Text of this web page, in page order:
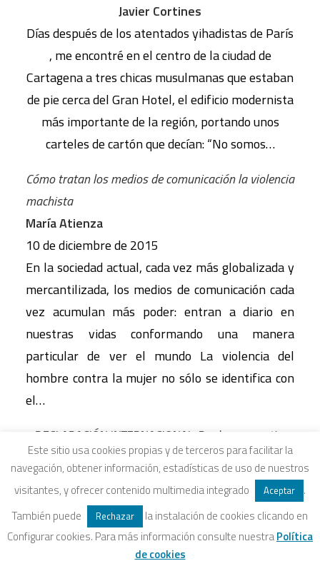
Javier Cortines
Días después de los atentados yihadistas de París
, me encontré en el centro de la ciudad de
Cartagena a tres chicas musulmanas que estaban
de pie cerca del Gran Hotel, el edificio modernista
más importante de la región, portando unos
carteles de cartón que decían: “No somos…
Cómo tratan los medios de comunicación la violencia
machista
María Atienza
10 de diciembre de 2015
En la sociedad actual, cada vez más globalizada y
mercantilizada, los medios de comunicación cada
vez acumulan más poder: entran a diario en
nuestras vidas conformando una manera
particular de ver el mundo La violencia del
hombre contra la mujer no sólo se identifica con
el…
DECLARACIÓN INTERNACIONAL. Por la perspectiva
de género en la Economía Social Solidaria
13 de noviembre de 2015
El Salmón Contracorriente
En noviembre de 2013, en el Encuentro
Internacional de la Red Intercontinental de
Este sitio usa cookies propias y de terceros para facilitar la
navegación, obtener información, estadísticas de uso de nuestros
visitantes, y ofrecer contenido multimedia integrado
Aceptar
.
También puede
Rechazar
la instalación de cookies clicando en
Configurar cookies. Para más información consulte nuestraPolítica
de cookies